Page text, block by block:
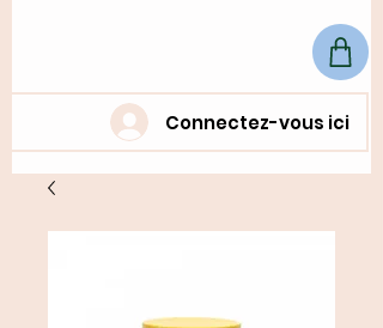
Connectez-vous ici